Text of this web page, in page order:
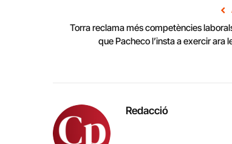
Torra reclama més competències
que Pacheco l’insta a exercir ara
Redacció